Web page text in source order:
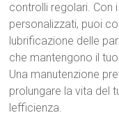
controlli regolari. Con
personalizzati, puoi
lubrificazione delle
che mantengono il
Una manutenzione
prolungare la vita del
lefficienza.